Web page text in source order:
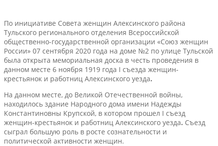
По инициативе Совета женщин Алексинского района
Тульского регионального отделения Всероссийской
общественно-государственной организации «Союз женщин
России» 07 сентября 2020 года на доме №2 по улице Тульской
была открыта мемориальная доска в честь проведения в
данном месте 6 ноября 1919 года I съезда женщин-
крестьянок и работниц Алексинского уезда.
На данном месте, до Великой Отечественной войны,
находилось здание Народного дома имени Надежды
Константиновны Крупской, в котором прошел I съезд
женщин-крестьянок и работниц Алексинского уезда. Съезд
сыграл большую роль в росте сознательности и
политической активности женщин.